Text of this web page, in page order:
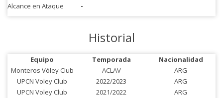
Alcance en Ataque
-
Historial
Equipo Temporada
Nacionalidad
Monteros Vóley Club
ACLAV
ARG
UPCN Voley Club
2022/2023
ARG
UPCN Voley Club
2021/2022
ARG